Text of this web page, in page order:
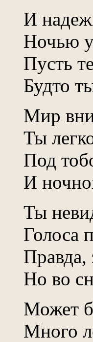
И
Ночью
Пусть
Будто
Мир
Ты
Под
И
Ты
Голоса
Правда,
Но во
Может
Много